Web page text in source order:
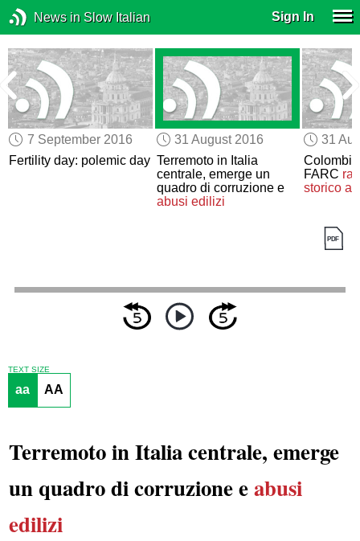
News in Slow Italian Sign In
7 September 2016
Fertility day: polemic day
31 August 2016
Terremoto in Italia
centrale, emerge un
quadro di corruzione e
abusi edilizi
31
FARC
storico
TEXT SIZE
aa AA
Terremoto in Italia centrale, emerge
un quadro di corruzione eabusi
edilizi